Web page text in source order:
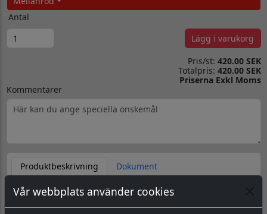
Vår webbplats använder cookies
Antal
Lägg i varukorg
Pris/st: 420.00 SEK
Totalpris: 420.00 SEK
Priserna Exkl Moms
Kommentarer
Produktbeskrivning
Dokument
Dekorkit till MC